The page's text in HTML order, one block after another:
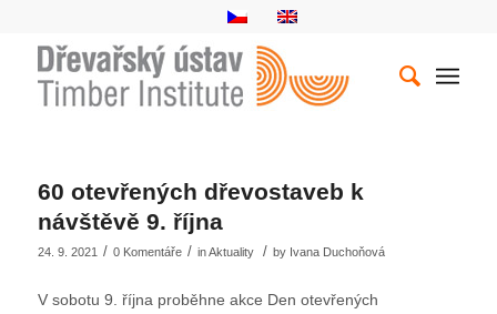
60 otevřených dřevostaveb k
návštěvě 9. října
24. 9. 2021 / 0 Komentáře / inAktuality / by Ivana Duchoňová
V sobotu 9. října proběhne akce Den otevřených